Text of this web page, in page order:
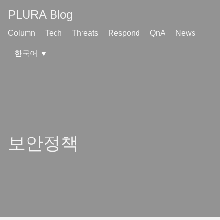
PLURA Blog
Column Tech Threats Respond QnA News
한국어 ▼
보안정책